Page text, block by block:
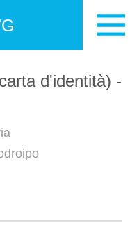
d'identità) -